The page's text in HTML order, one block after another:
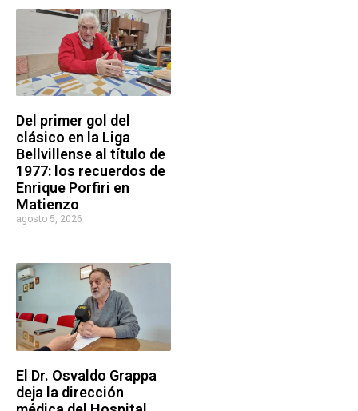
Del primer gol del
clásico en la Liga
Bellvillense al título de
1977: los recuerdos de
Enrique Porfiri en
Matienzo
agosto 5, 2026
El Dr. Osvaldo Grappa
deja la dirección